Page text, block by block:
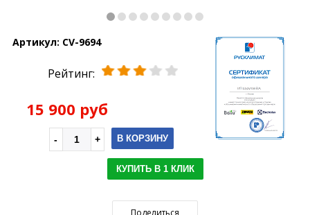
Артикул: CV-9694
Рейтинг:
15 900 руб
В КОРЗИНУ
КУПИТЬ В 1 КЛИК
Поделиться